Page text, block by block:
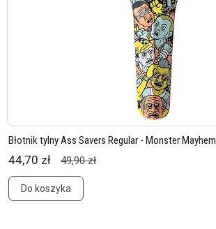
Błotnik tylny Ass Savers Regular - Monster Mayhem
44,70 zł 49,90 zł
Do koszyka